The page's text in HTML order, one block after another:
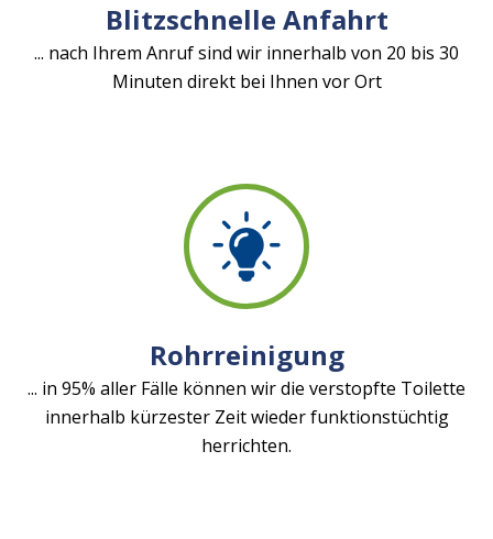
Blitzschnelle Anfahrt
... nach Ihrem Anruf sind wir innerhalb von 20 bis 30
Minuten direkt bei Ihnen vor Ort
Rohrreinigung
... in 95% aller Fälle können wir die verstopfte Toilette
innerhalb kürzester Zeit wieder funktionstüchtig
herrichten.